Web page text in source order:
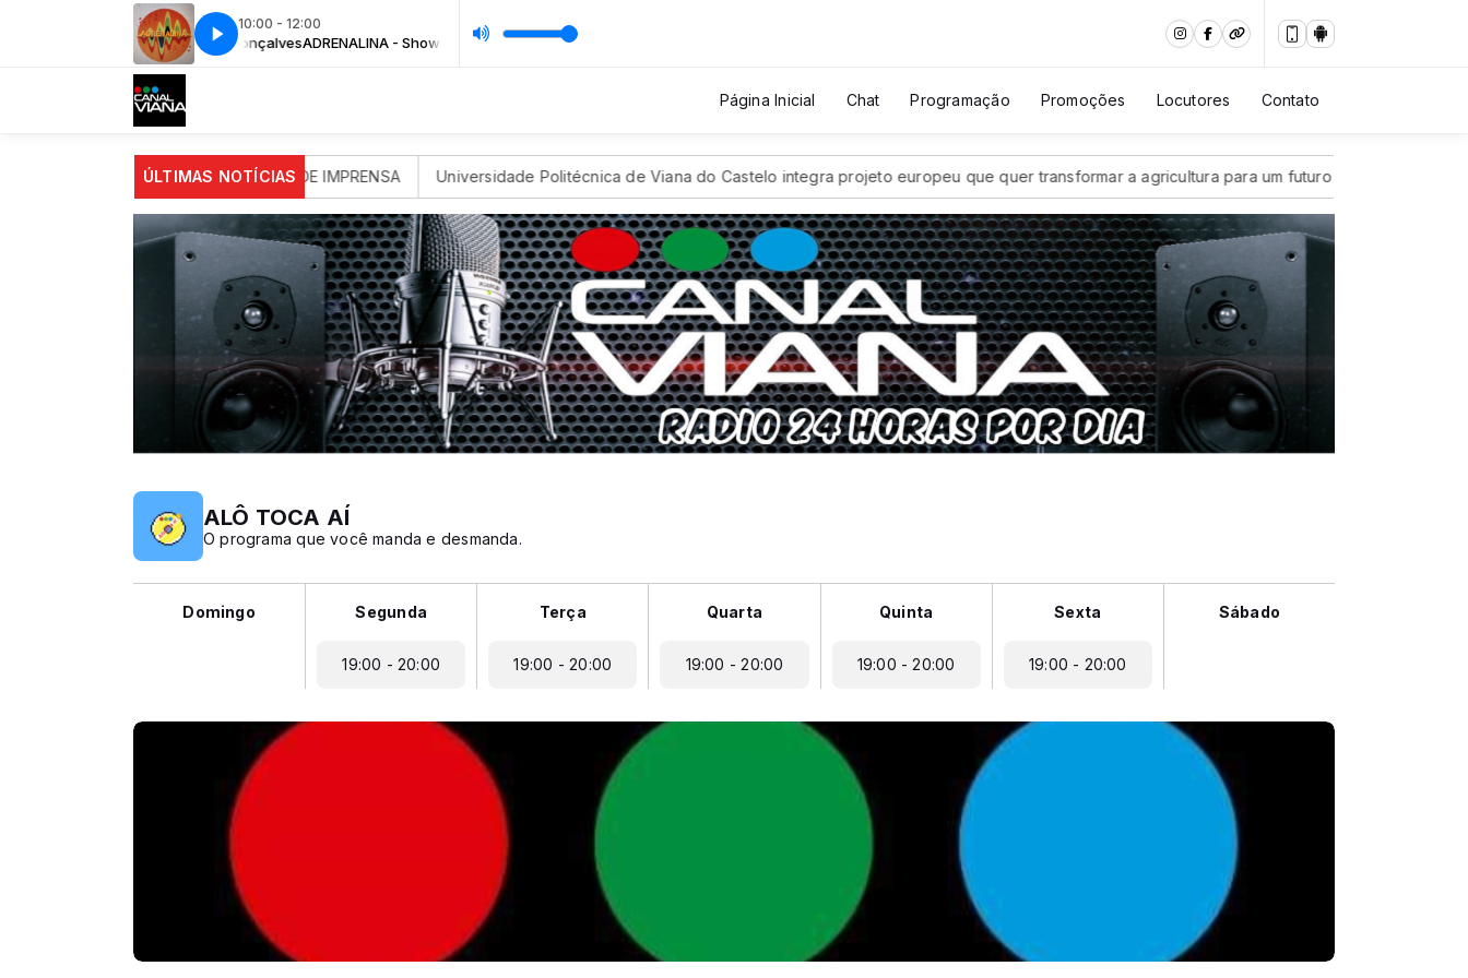
10:00 - 12:00
da manhã com Jhonatas GonçalvesADRENALINA - Show da manhã com Jhonatas Gonçalves
Página Inicial Chat Programação Promoções Locutores Contato
ÚLTIMAS NOTÍCIAS
COMUNICADO DE IMPRENSA Universidade Politécnica de Viana do Castelo integra projeto europeu que quer transformar a agricultura para um futuro mais sustentável
ALÔ TOCA AÍ
O programa que você manda e desmanda.
Domingo Segunda
19:00 - 20:00
Terça
19:00 - 20:00
Quarta
19:00 - 20:00
Quinta
19:00 - 20:00
Sexta
19:00 - 20:00
Sábado